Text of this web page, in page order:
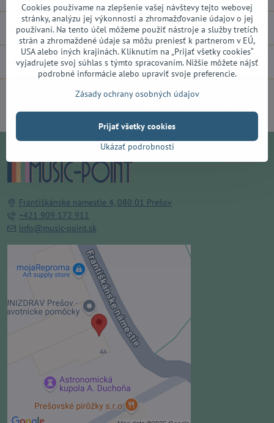
Recenzie 0
Diskusia 0
mail
Františkánske námestie 4, 080 01 Prešov
+421 909 172 911
info@music-point.sk
Externý obsah je blokovaný
Voľbami súkromia
Prajete si načítať externý obsah?
Povoliť tentokrát
Povoliť a zapamätať - súhlas s
druhom cookie: Funkčné
Otvoriť obsah v novom okne
Cookies používame na zlepšenie vašej návštevy tejto webovej
stránky, analýzu jej výkonnosti a zhromažďovanie údajov o jej
používaní. Na tento účel môžeme použiť nástroje a služby tretích
strán a zhromaždené údaje sa môžu preniesť k partnerom v EÚ,
USA alebo iných krajinách. Kliknutím na „Prijať všetky cookies“
vyjadrujete svoj súhlas s týmto spracovaním. Nižšie môžete nájsť
podrobné informácie alebo upraviť svoje preferencie.
Zásady ochrany osobných údajov
Ukázať podrobnosti
Prijať všetky cookies